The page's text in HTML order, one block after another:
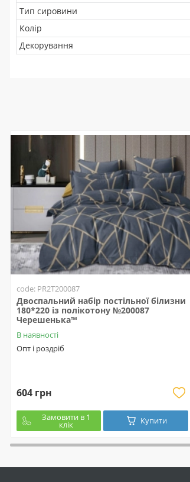
Тип сировини
Колір
Декорування
code: PR2T200087
Двоспальний набір постільної білизни
180*220 із полікотону №200087
Черешенька™
В наявності
Опт і роздріб
604 грн
Замовити в 1
клік Купити